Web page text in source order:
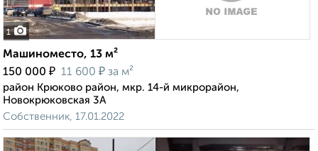
1
Машиноместо, 13 м²
150 000 ₽ 11 600 ₽ за м²
район Крюково район, мкр. 14-й микрорайон,
Новокрюковская 3А
Собственник, 17.01.2022